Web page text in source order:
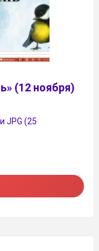
(12 ноября)
JPG (25